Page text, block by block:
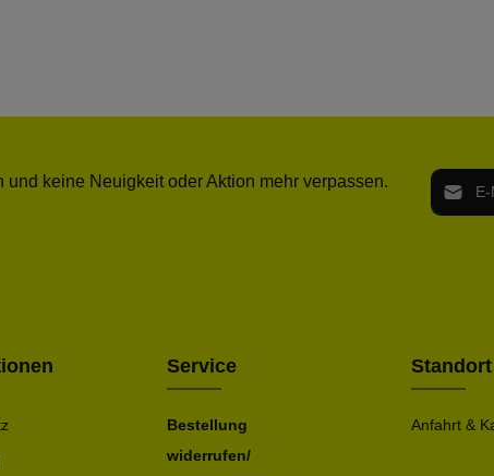
und keine Neuigkeit oder Aktion mehr verpassen. E-Mail-
Service
Bestellung
widerrufen/
Standort
Anfahrt &